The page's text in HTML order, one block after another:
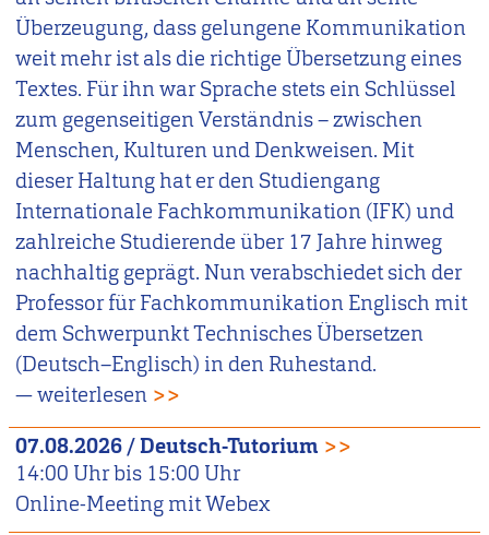
Überzeugung, dass gelungene Kommunikation
weit mehr ist als die richtige Übersetzung eines
Textes. Für ihn war Sprache stets ein Schlüssel
zum gegenseitigen Verständnis – zwischen
Menschen, Kulturen und Denkweisen. Mit
dieser Haltung hat er den Studiengang
Internationale Fachkommunikation (IFK) und
zahlreiche Studierende über 17 Jahre hinweg
nachhaltig geprägt. Nun verabschiedet sich der
Professor für Fachkommunikation Englisch mit
dem Schwerpunkt Technisches Übersetzen
(Deutsch–Englisch) in den Ruhestand.
— weiterlesen >>
07.08.2026/Deutsch-Tutorium >>
14:00 Uhr bis 15:00 Uhr
Online-Meeting mit Webex